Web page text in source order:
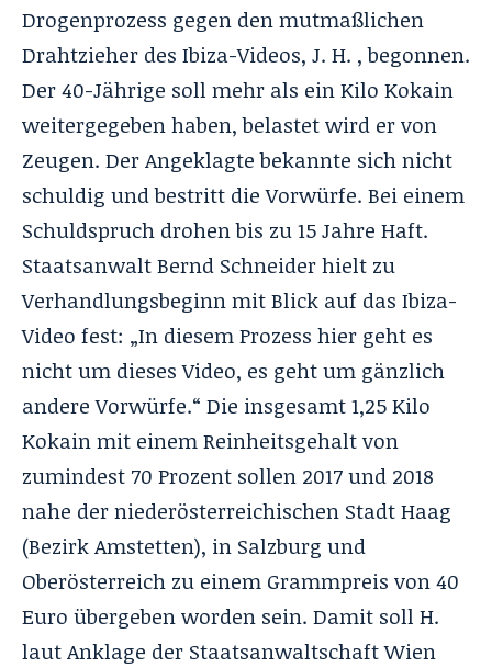
Drogenprozess gegen den mutmaßlichen
Drahtzieher des Ibiza-Videos, J. H. , begonnen.
Der 40-Jährige soll mehr als ein Kilo Kokain
weitergegeben haben, belastet wird er von
Zeugen. Der Angeklagte bekannte sich nicht
schuldig und bestritt die Vorwürfe. Bei einem
Schuldspruch drohen bis zu 15 Jahre Haft.
Staatsanwalt Bernd Schneider hielt zu
Verhandlungsbeginn mit Blick auf das Ibiza-
Video fest: „In diesem Prozess hier geht es
nicht um dieses Video, es geht um gänzlich
andere Vorwürfe.“ Die insgesamt 1,25 Kilo
Kokain mit einem Reinheitsgehalt von
zumindest 70 Prozent sollen 2017 und 2018
nahe der niederösterreichischen Stadt Haag
(Bezirk Amstetten), in Salzburg und
Oberösterreich zu einem Grammpreis von 40
Euro übergeben worden sein. Damit soll H.
laut Anklage der Staatsanwaltschaft Wien